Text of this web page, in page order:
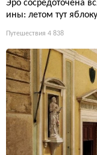
Эро сосредоточена
ины: летом тут
Путешествия 4 838